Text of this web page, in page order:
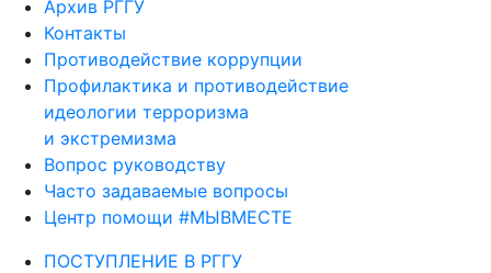
Архив РГГУ
Контакты
Противодействие коррупции
Профилактика и противодействие
идеологии терроризма
и экстремизма
Вопрос руководству
Часто задаваемые вопросы
Центр помощи #МЫВМЕСТЕ
ПОСТУПЛЕНИЕ В РГГУ